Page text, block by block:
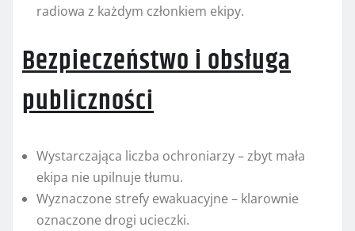
radiowa z każdym członkiem ekipy.
Bezpieczeństwo i obsługa
publiczności
Wystarczająca liczba ochroniarzy – zbyt mała
ekipa nie upilnuje tłumu.
Wyznaczone strefy ewakuacyjne – klarownie
oznaczone drogi ucieczki.